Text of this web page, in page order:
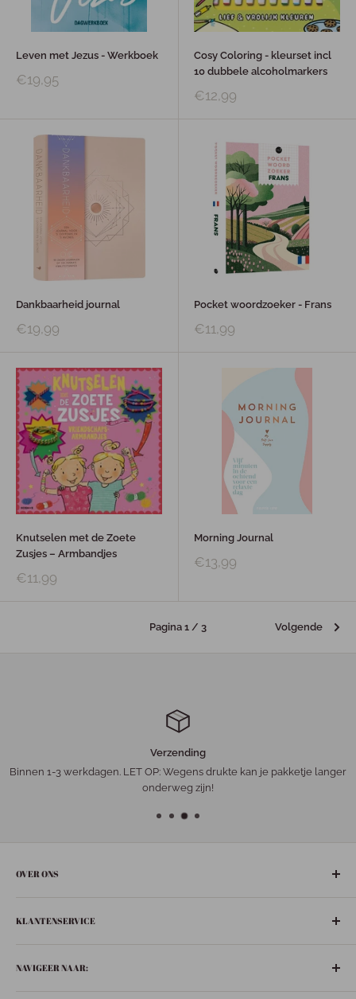
Leven met Jezus - Werkboek
€19,95
Cosy Coloring - kleurset incl
10 dubbele alcoholmarkers
€12,99
Dankbaarheid journal
€19,99
Pocket woordzoeker - Frans
€11,99
Knutselen met de Zoete
Zusjes – Armbandjes
€11,99
Morning Journal
€13,99
Pagina 1 / 3 Volgende
Verzending
Binnen 1-3 werkdagen. LET OP: Wegens drukte kan je pakketje langer
onderweg zijn!
OVER ONS
Bunschoten-Spakenburg.
De Ziel 21
KLANTENSERVICE
Verzenden
NAVIGEER NAAR: